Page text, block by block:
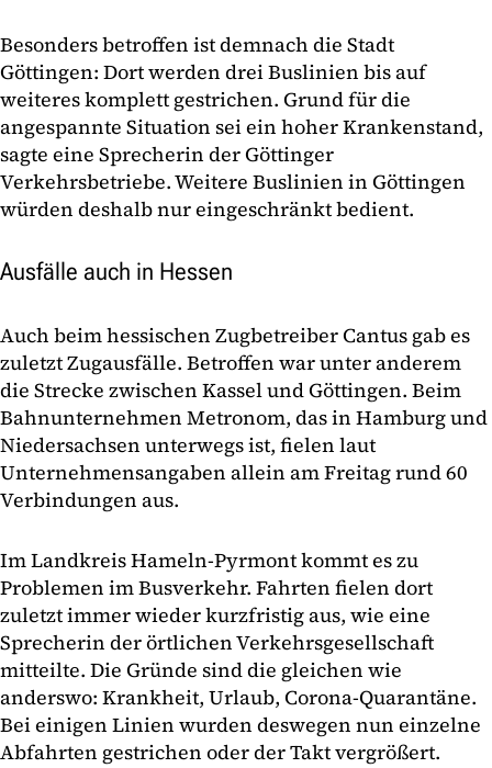
Besonders betroffen ist demnach die Stadt
Göttingen: Dort werden drei Buslinien bis auf
weiteres komplett gestrichen. Grund für die
angespannte Situation sei ein hoher Krankenstand,
sagte eine Sprecherin der Göttinger
Verkehrsbetriebe. Weitere Buslinien in Göttingen
würden deshalb nur eingeschränkt bedient.
Ausfälle auch in Hessen
Auch beim hessischen Zugbetreiber Cantus gab es
zuletzt Zugausfälle. Betroffen war unter anderem
die Strecke zwischen Kassel und Göttingen. Beim
Bahnunternehmen Metronom, das in Hamburg und
Niedersachsen unterwegs ist, fielen laut
Unternehmensangaben allein am Freitag rund 60
Verbindungen aus.
Im Landkreis Hameln-Pyrmont kommt es zu
Problemen im Busverkehr. Fahrten fielen dort
zuletzt immer wieder kurzfristig aus, wie eine
Sprecherin der örtlichen Verkehrsgesellschaft
mitteilte. Die Gründe sind die gleichen wie
anderswo: Krankheit, Urlaub, Corona-Quarantäne.
Bei einigen Linien wurden deswegen nun einzelne
Abfahrten gestrichen oder der Takt vergrößert.